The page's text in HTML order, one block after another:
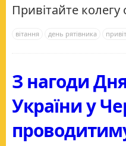
Привітайте
вітання день рятівника
З нагоди
України у